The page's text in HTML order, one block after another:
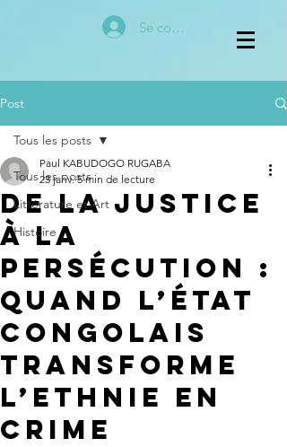
Se connecter
Post
Tous les posts
Littérature et Art
Histoire
Tous les posts
De la justice
à la
persécution :
quand l’État
congolais
transforme
l’ethnie en
crime
Paul KABUDOGO RUGABA
23 janv. 5 min de lecture